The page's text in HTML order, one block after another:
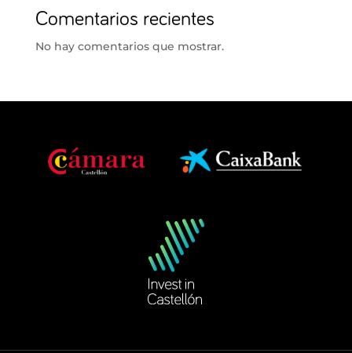
Comentarios recientes
No hay comentarios que mostrar.